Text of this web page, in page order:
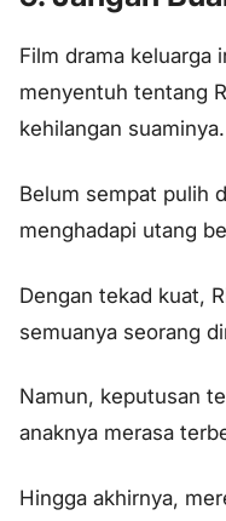
Film drama keluarga
menyentuh tentang
kehilangan suaminya.
Belum sempat pulih
menghadapi utang
Dengan tekad kuat,
semuanya seorang
Namun, keputusan
anaknya merasa
Hingga akhirnya,